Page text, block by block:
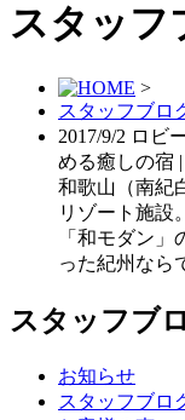
スタッフ
>
スタッフブロ
2017/9/2 ロビ
める癒しの宿
和歌山（南紀
リゾート施設
「和モダン
った紀州なら
スタッフブ
お知らせ
スタッフブロ